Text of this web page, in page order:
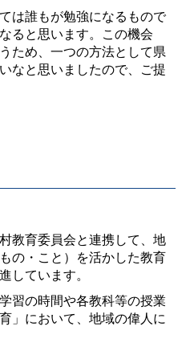
は誰もが勉強になるもので
ると思います。この機会
ため、一つの方法として県
なと思いましたので、ご提
教育委員会と連携して、地
の・こと）を活かした教育
しています。
習の時間や各教科等の授業
」において、地域の偉人に